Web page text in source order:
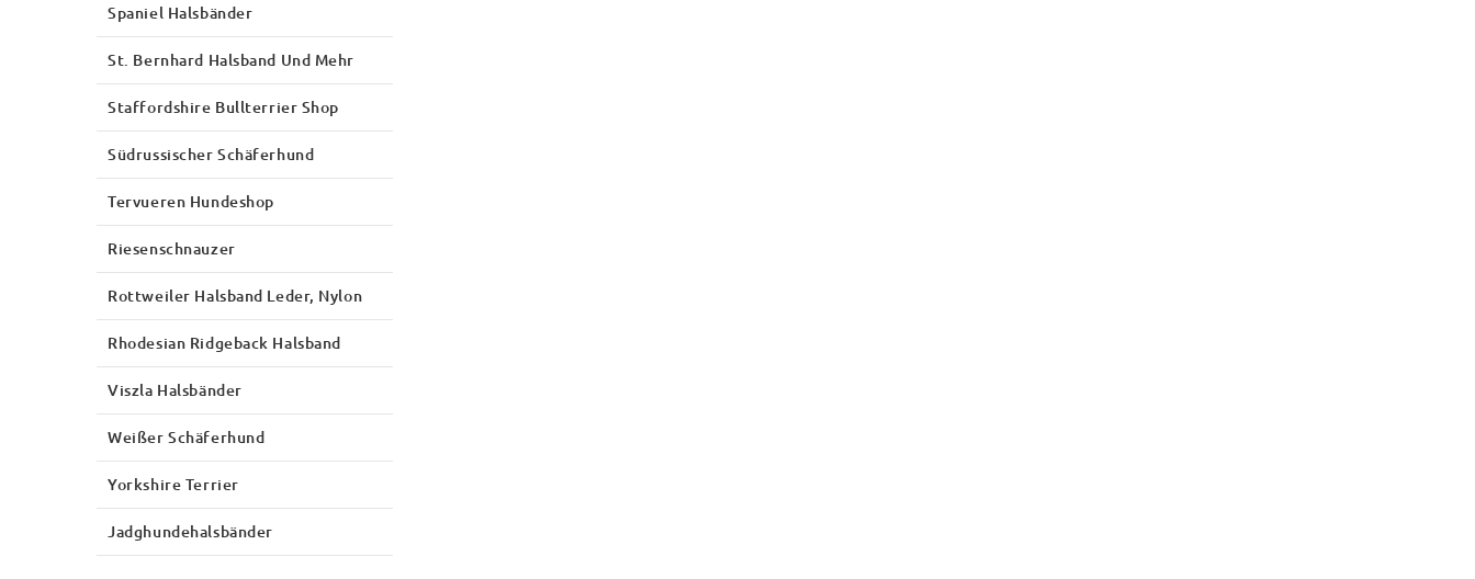
Spaniel Halsbänder
St. Bernhard Halsband Und Mehr
Staffordshire Bullterrier Shop
Südrussischer Schäferhund
Tervueren Hundeshop
Riesenschnauzer
Rottweiler Halsband Leder, Nylon
Rhodesian Ridgeback Halsband
Viszla Halsbänder
Weißer Schäferhund
Yorkshire Terrier
Jadghundehalsbänder